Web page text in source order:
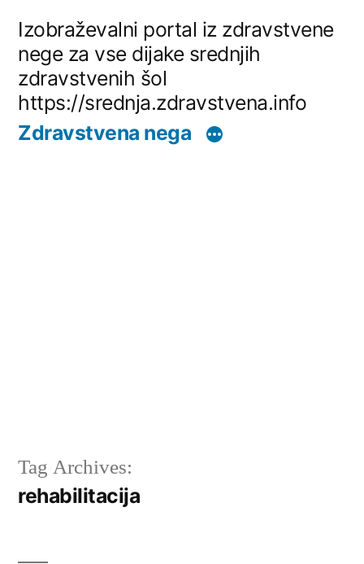
content
Izobraževalni portal iz zdravstvene
nege za vse dijake srednjih
zdravstvenih šol
https://srednja.zdravstvena.info
Zdravstvena nega
Tag Archives:
rehabilitacija